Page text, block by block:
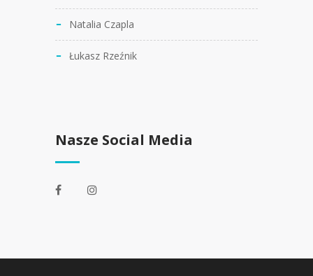
Natalia Czapla
Łukasz Rzeźnik
Nasze Social Media